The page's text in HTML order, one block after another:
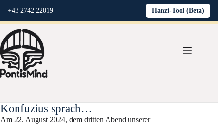
+43 2742 22019 Hanzi-Tool (Beta)
Konfuzius sprach…
Am 22. August 2024, dem dritten Abend unserer